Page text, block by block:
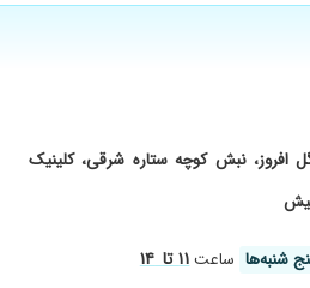
گل افروز، نبش کوچه ستاره شرقی، کلینیک
شنبه‌ها ساعت۱۱ تا ۱۴